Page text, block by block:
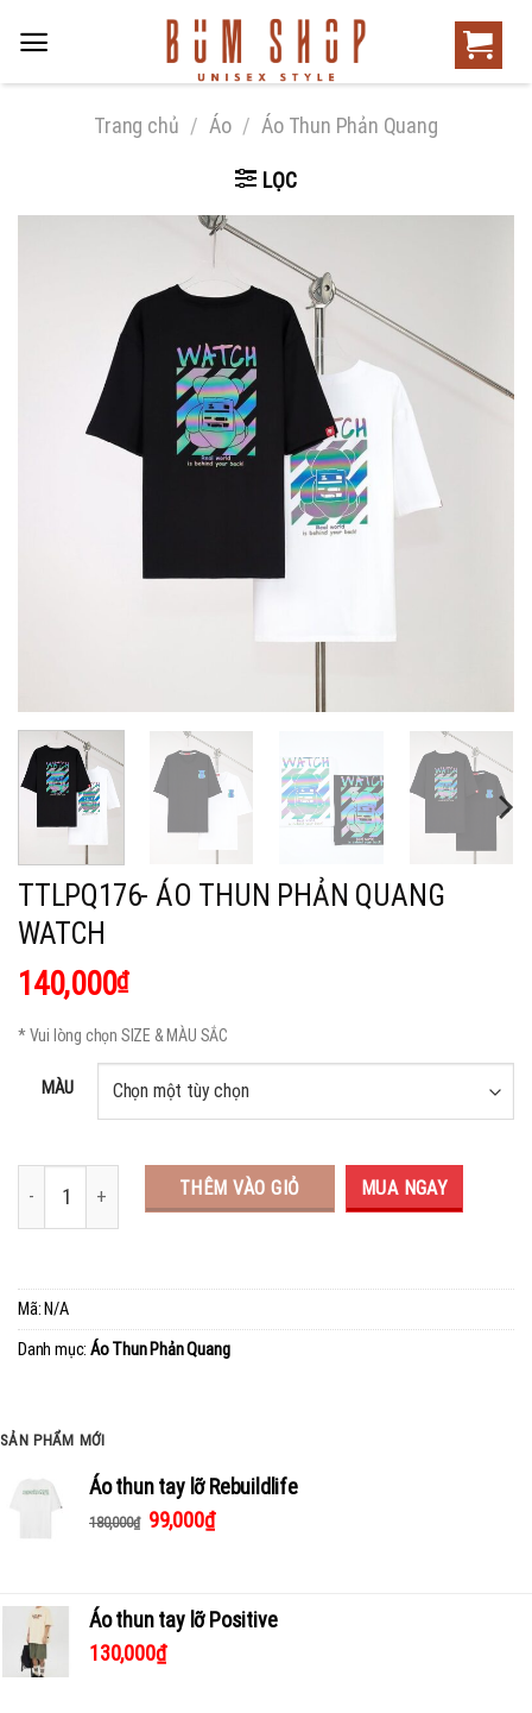
Trang chủ / Áo / Áo Thun Phản Quang
LỌC
TTLPQ176- ÁO THUN PHẢN QUANG
WATCH
140,000₫
* Vui lòng chọn SIZE & MÀU SẮC
MÀU
THÊM VÀO GIỎ MUA NGAY
Mã: N/A
Danh mục: Áo Thun Phản Quang
SẢN PHẨM MỚI
Áo thun tay lỡ Rebuildlife
180,000₫ 99,000₫
Áo thun tay lỡ Positive
130,000₫